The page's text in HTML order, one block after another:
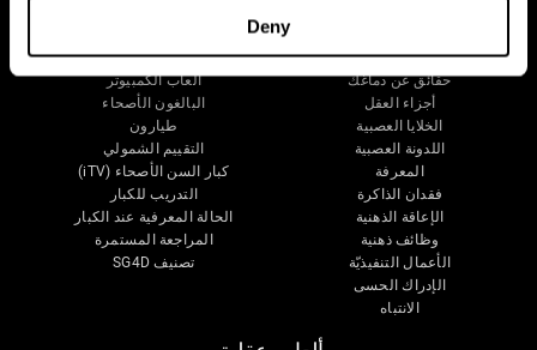
Deny
العقل والدماغ
حقائق عن دماغك
أجزاء العقل
الخلايا العصبية
اللدونة العصبية
المعرفة
فقدان الذاكرة
الإعاقة الذهنية
وظائف ذهنية
الأعمال التنفيذيّة
الإدراك الحسى
الانتباه
التحقق من صحة العلاجات الرقمية
ألعاب الكمبيوتر
البالغون الأصحاء
طيارون
التقييم الشمولي
كبار السن الأصحاء (iTV)
التدريب للكبار
الحالة المعرفية عند الكبار
المراجعة المستمرة
تصنيف SG4D